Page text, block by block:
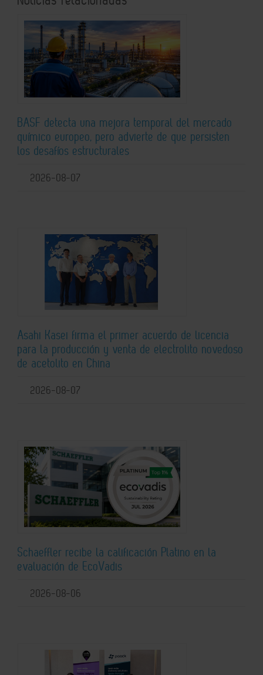
BASF detecta una mejora temporal del mercado
químico europeo, pero advierte de que persisten
los desafíos estructurales
2026-08-07
Asahi Kasei firma el primer acuerdo de licencia
para la producción y venta de electrolito novedoso
de acetolito en China
2026-08-07
Schaeffler recibe la calificación Platino en la
evaluación de EcoVadis
2026-08-06